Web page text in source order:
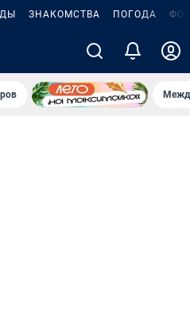
ЗНАКОМСТВА ПОГОДА